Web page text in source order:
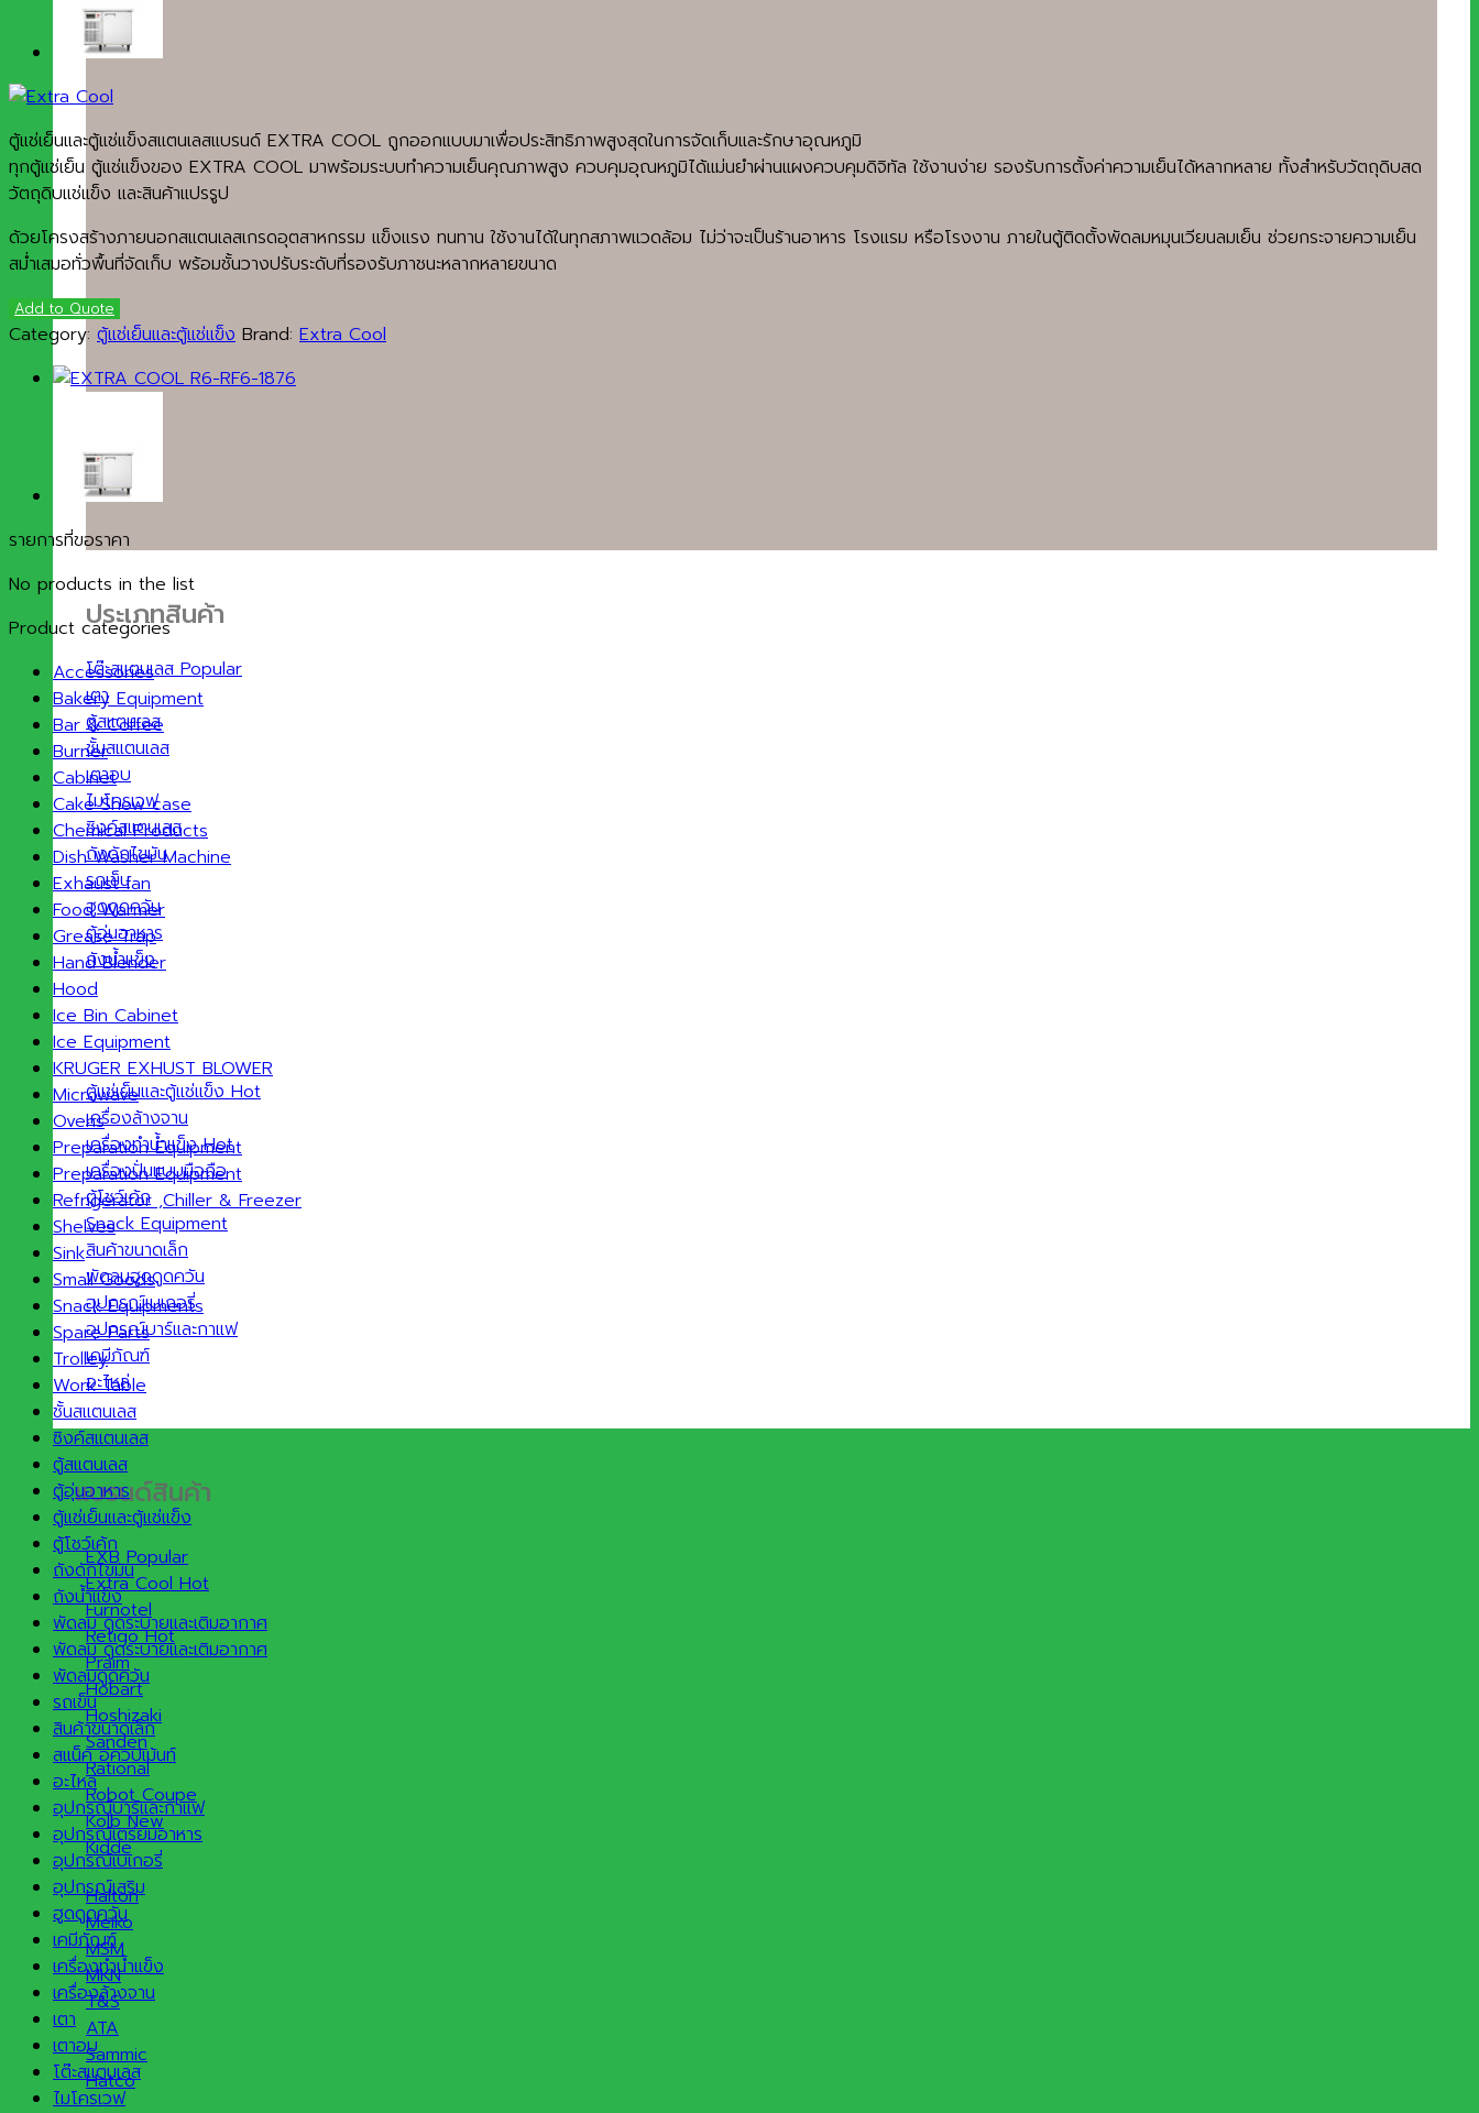
ประเภทสินค้า
โต๊ะสแตนเลส
เตา
ตู้สแตนเลส
ชั้นสแตนเลส
เตาอบ
ไมโครเวฟ
ซิงค์สแตนเลส
ถังดักไขมัน
รถเข็น
ฮูดดูดควัน
ตู้อุ่นอาหาร
ถังน้ำแข็ง
ตู้แช่เย็นและตู้แช่แข็ง
เครื่องล้างจาน
เครื่องทำน้ำแข็ง
เครื่องปั่นแบบมือถือ
ตู้โชว์เค้ก
Snack Equipment
สินค้าขนาดเล็ก
พัดลมฮูดดูดควัน
อุปกรณ์เบเกอรี่
อุปกรณ์บาร์และกาแฟ
เคมีภัณฑ์
อะไหล่
แบรนด์สินค้า
EXB
Extra Cool
Furnotel
Retigo
Praim
Hobart
Hoshizaki
Sanden
Rational
Robot Coupe
Kolb
Kidde
Halton
Meiko
MSM
MKN
T&S
ATA
Sammic
Hatco
ตู้แช่เย็นและตู้แช่แข็งสแตนเลสแบรนด์ EXTRA COOL ถูกออกแบบมาเพื่อประสิทธิภาพสูงสุดในการจัดเก็บและรักษาอุณหภูมิ
ทุกตู้แช่เย็น ตู้แช่แข็งของ EXTRA COOL มาพร้อมระบบทำความเย็นคุณภาพสูง ควบคุมอุณหภูมิได้แม่นยำผ่านแผงควบคุมดิจิทัล ใช้งานง่าย รองรับการตั้งค่าความเย็นได้หลากหลาย ทั้งสำหรับวัตถุดิบสด
วัตถุดิบแช่แข็ง และสินค้าแปรรูป
ด้วยโครงสร้างภายนอกสแตนเลสเกรดอุตสาหกรรม แข็งแรง ทนทาน ใช้งานได้ในทุกสภาพแวดล้อม ไม่ว่าจะเป็นร้านอาหาร โรงแรม หรือโรงงาน ภายในตู้ติดตั้งพัดลมหมุนเวียนลมเย็น ช่วยกระจายความเย็น
สม่ำเสมอทั่วพื้นที่จัดเก็บ พร้อมชั้นวางปรับระดับที่รองรับภาชนะหลากหลายขนาด
Add to Quote
Category: ตู้แช่เย็นและตู้แช่แข็ง Brand: Extra Cool
รายการที่ขอราคา
No products in the list
Product categories
Accessories
Bakery Equipment
Bar & Coffee
Burner
Cabinet
Cake Show case
Chemical Products
Dish Washer Machine
Exhaust fan
Food Warmer
Grease Trap
Hand Blender
Hood
Ice Bin Cabinet
Ice Equipment
KRUGER EXHUST BLOWER
Microwave
Ovens
Preparation Equipment
Preparation Equipment
Refrigerator ,Chiller & Freezer
Shelves
Sink
Small Goods
Snack Equipments
Spare Parts
Trolley
Work Table
ชั้นสแตนเลส
ซิงค์สแตนเลส
ตู้สแตนเลส
ตู้อุ่นอาหาร
ตู้แช่เย็นและตู้แช่แข็ง
ตู้โชว์เค้ก
ถังดักไขมัน
ถังน้ำแข็ง
พัดลม ดูดระบายและเติมอากาศ
พัดลม ดูดระบายและเติมอากาศ
พัดลมดูดควัน
รถเข็น
สินค้าขนาดเล็ก
สแน็ค อีควิปเม้นท์
อะไหล่
อุปกรณ์บาร์และกาแฟ
อุปกรณ์เตรียมอาหาร
อุปกรณ์เบเกอรี่
อุปกรณ์เสริม
ฮูดดูดควัน
เคมีภัณฑ์
เครื่องทำน้ำแข็ง
เครื่องล้างจาน
เตา
เตาอบ
โต๊ะสแตนเลส
ไมโครเวฟ